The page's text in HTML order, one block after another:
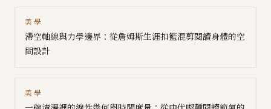
美學
滯空軸線與力學邊界：從詹姆斯生涯扣籃混剪閱讀身體的空
間設計
美學